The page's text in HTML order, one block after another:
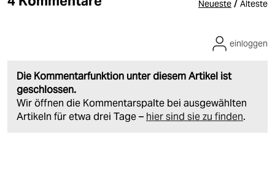
Neueste / Älteste
Die Kommentarfunktion unter diesem Artikel ist
geschlossen.
Wir öffnen die Kommentarspalte bei ausgewählten
Artikeln für etwa drei Tage – hier sind sie zu finden.
einloggen